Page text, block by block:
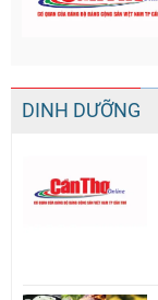
DINH DƯỠNG